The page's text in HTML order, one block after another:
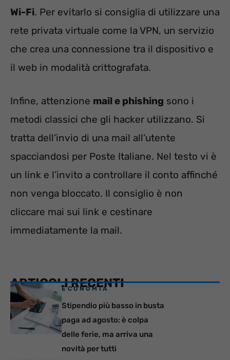
Wi-Fi. Per evitarlo si consiglia di utilizzare una
rete privata virtuale come la VPN, un servizio
che crea una connessione tra il dispositivo e
il web in modalità crittografata.
Infine, attenzione mail e phishing sono i
metodi classici che gli hacker utilizzano. Si
tratta dell’invio di una mail all’utente
spacciandosi per Poste Italiane. Nel testo vi è
un link e l’invito a controllare il conto affinché
non venga bloccato. Il consiglio è non
cliccare mai sui link e cestinare
immediatamente la mail.
ARTICOLI RECENTI
ECONOMIA
Stipendio più basso in busta
paga ad agosto: è colpa
delle ferie, ma arriva una
novità per tutti